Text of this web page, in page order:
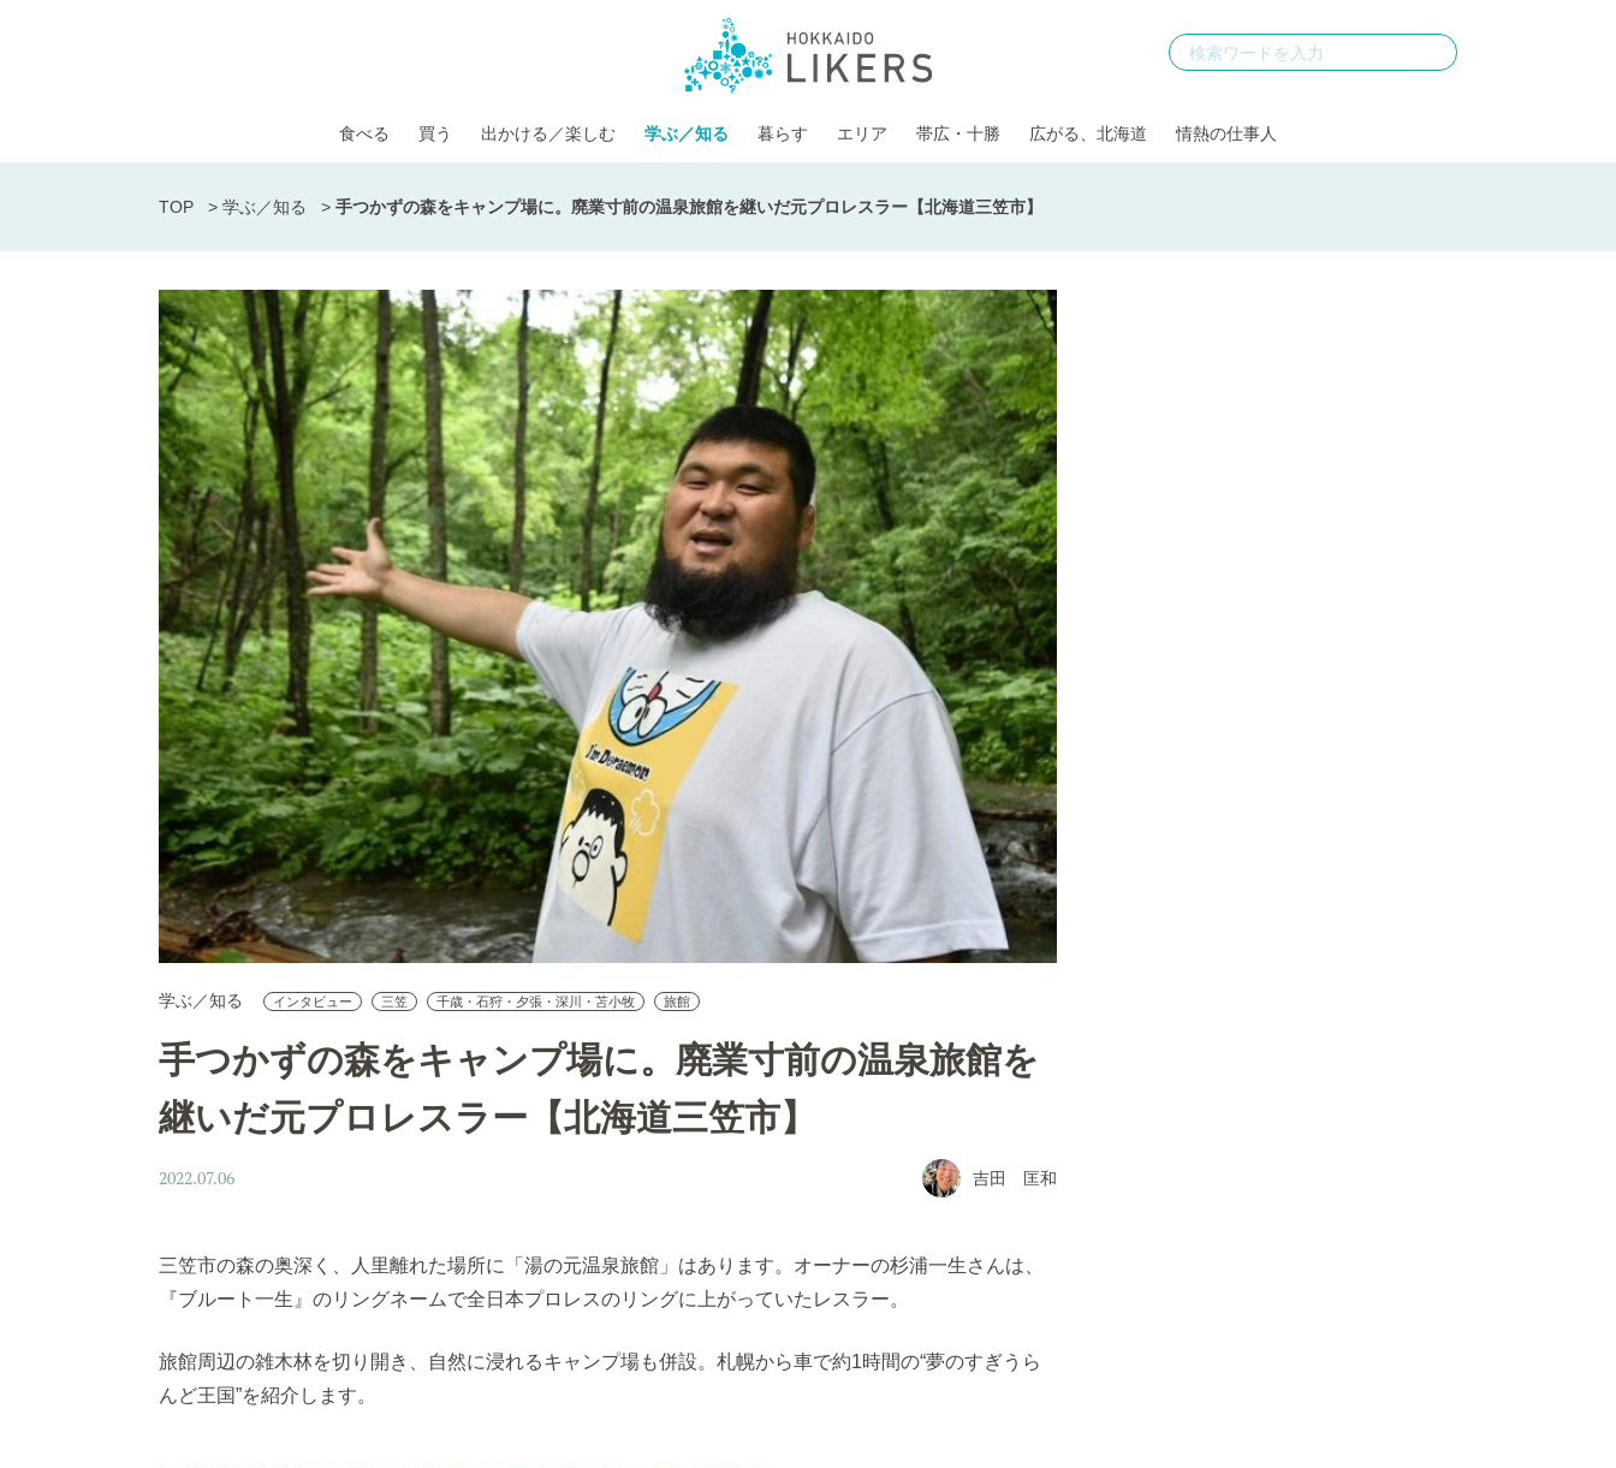
食べる 買う 出かける／楽しむ 学ぶ／知る 暮らす エリア 帯広・十勝 広がる、北海道 情熱の仕事人
TOP > 学ぶ／知る > 手つかずの森をキャンプ場に。廃業寸前の温泉旅館を継いだ元プロレスラー【北海道三笠市】
学ぶ／知る インタビュー 三笠 千歳・石狩・夕張・深川・苫小牧 旅館
手つかずの森をキャンプ場に。廃業寸前の温泉旅館を
継いだ元プロレスラー【北海道三笠市】
2022.07.06 吉田 匡和
三笠市の森の奥深く、人里離れた場所に「湯の元温泉旅館」はあります。オーナーの杉浦一生さんは、
『ブルート一生』のリングネームで全日本プロレスのリングに上がっていたレスラー。
旅館周辺の雑木林を切り開き、自然に浸れるキャンプ場も併設。札幌から車で約1時間の“夢のすぎうら
んど王国”を紹介します。